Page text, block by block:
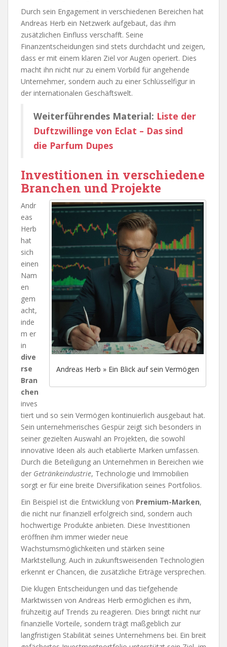
Durch sein Engagement in verschiedenen Bereichen hat
Andreas Herb ein Netzwerk aufgebaut, das ihm
zusätzlichen Einfluss verschafft. Seine
Finanzentscheidungen sind stets durchdacht und zeigen,
dass er mit einem klaren Ziel vor Augen operiert. Dies
macht ihn nicht nur zu einem Vorbild für angehende
Unternehmer, sondern auch zu einer Schlüsselfigur in
der internationalen Geschäftswelt.
Weiterführendes Material: Liste der
Duftzwillinge von Eclat – Das sind
die Parfum Dupes
Investitionen in verschiedene
Branchen und Projekte
Andreas Herb » Ein Blick auf sein Vermögen
Andr
eas
Herb
hat
sich
einen
Nam
en
gem
acht,
inde
m er
in
dive
rse
Bran
chen
inves
tiert und so sein Vermögen kontinuierlich ausgebaut hat.
Sein unternehmerisches Gespür zeigt sich besonders in
seiner gezielten Auswahl an Projekten, die sowohl
innovative Ideen als auch etablierte Marken umfassen.
Durch die Beteiligung an Unternehmen in Bereichen wie
der Getränkeindustrie, Technologie und Immobilien
sorgt er für eine breite Diversifikation seines Portfolios.
Ein Beispiel ist die Entwicklung von Premium-Marken,
die nicht nur finanziell erfolgreich sind, sondern auch
hochwertige Produkte anbieten. Diese Investitionen
eröffnen ihm immer wieder neue
Wachstumsmöglichkeiten und stärken seine
Marktstellung. Auch in zukunftsweisenden Technologien
erkennt er Chancen, die zusätzliche Erträge versprechen.
Die klugen Entscheidungen und das tiefgehende
Marktwissen von Andreas Herb ermöglichen es ihm,
frühzeitig auf Trends zu reagieren. Dies bringt nicht nur
finanzielle Vorteile, sondern trägt maßgeblich zur
langfristigen Stabilität seines Unternehmens bei. Ein breit